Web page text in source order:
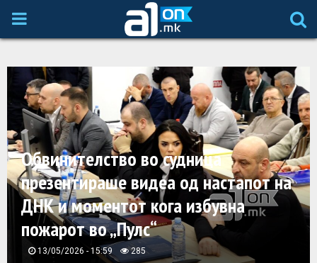
P
M
A
R
Обвинителство во судница
презентираше видеа од настапот на
ДНК и моментот кога избувна
пожарот во „Пулс“
13/05/2026 - 15:59 285